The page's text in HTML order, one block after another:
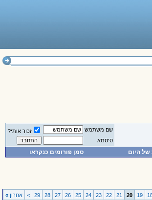
שם משתמש
זכור אותי?
סיסמא
של היום סמן פורומים כנקראו
19
20
21
22
23
24
25
26
27
28
29
> אחרון »